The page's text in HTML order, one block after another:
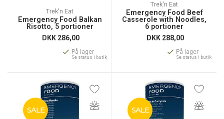
Trek'n Eat
Emergency Food Balkan
Risotto, 5 portioner
DKK 286,00
På lager
Se status i butik
Trek'n Eat
Emergency Food Beef
Casserole with Noodles,
6 portioner
DKK 288,00
På lager
Se status i butik
SALE SALE